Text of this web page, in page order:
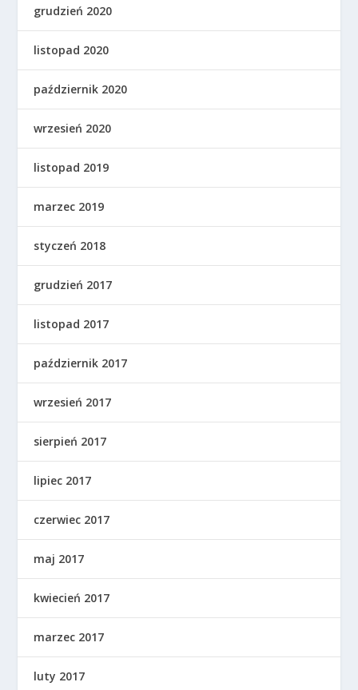
grudzień 2020
listopad 2020
październik 2020
wrzesień 2020
listopad 2019
marzec 2019
styczeń 2018
grudzień 2017
listopad 2017
październik 2017
wrzesień 2017
sierpień 2017
lipiec 2017
czerwiec 2017
maj 2017
kwiecień 2017
marzec 2017
luty 2017